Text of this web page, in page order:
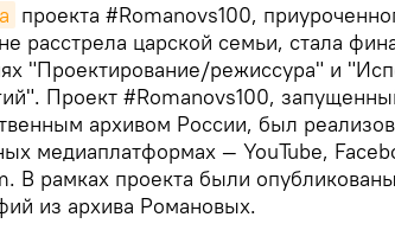
проекта #Romanovs100,
расстрела царской семьи, стала
"Проектирование/режиссура" и
Проект #Romanovs100,
архивом России, был
медиаплатформах — YouTube,
В рамках проекта были
из архива Романовых.